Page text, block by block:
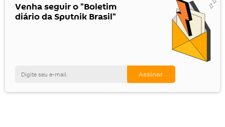
Venha seguir o "Boletim
diário da Sputnik Brasil"